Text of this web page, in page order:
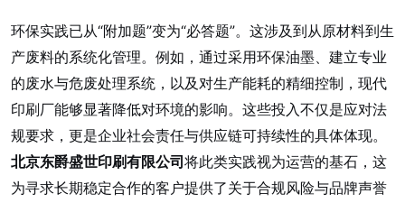
环保实践已从“附加题”变为“必答题”。这涉及到从原材料到生
产废料的系统化管理。例如，通过采用环保油墨、建立专业
的废水与危废处理系统，以及对生产能耗的精细控制，现代
印刷厂能够显著降低对环境的影响。这些投入不仅是应对法
规要求，更是企业社会责任与供应链可持续性的具体体现。
北京东爵盛世印刷有限公司将此类实践视为运营的基石，这
为寻求长期稳定合作的客户提供了关于合规风险与品牌声誉